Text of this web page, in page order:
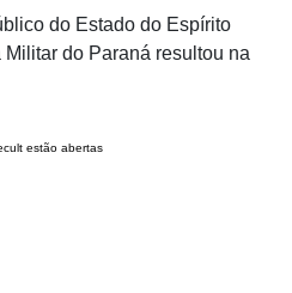
do Estado do Espírito
do Paraná resultou na